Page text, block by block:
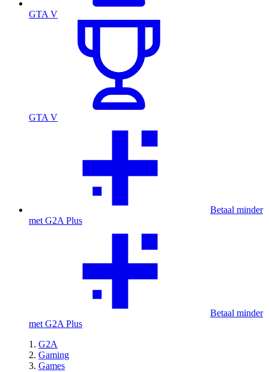
GTA V
GTA V
Betaal minder
met G2A Plus
Betaal minder
met G2A Plus
G2A
Gaming
Games